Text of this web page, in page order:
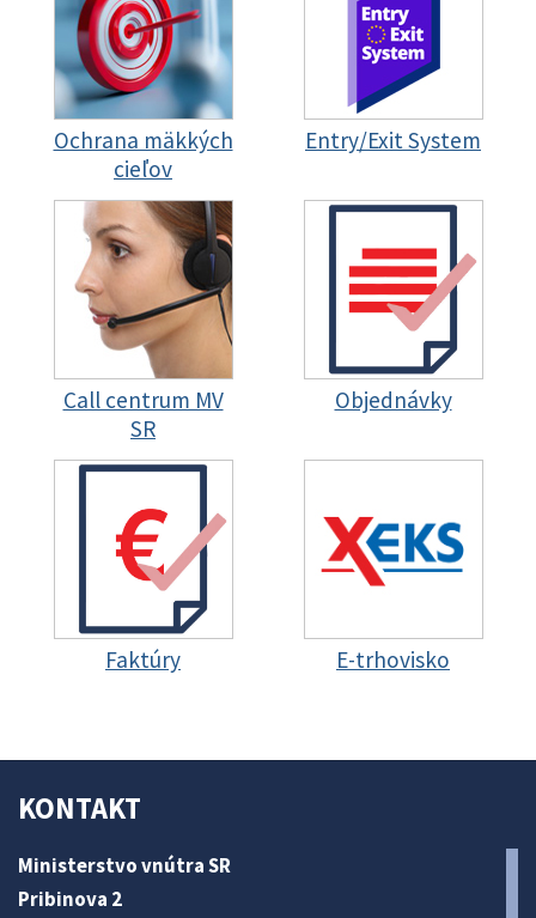
Ochrana mäkkých
cieľov
Entry/Exit System
Call centrum MV
SR
Objednávky
Faktúry E-trhovisko
KONTAKT
Ministerstvo vnútra SR
Pribinova 2